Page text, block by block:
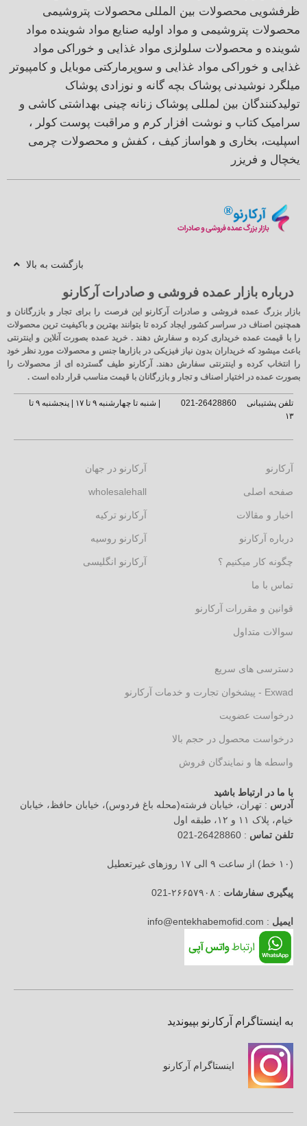
ظرفشویی محصولات بین المللی محصولات پتروشیمی
محصولات پتروشیمی و مواد اولیه صنایع مواد شوینده مواد
شوینده و محصولات سلولزی مواد غذایی و خوراکی مواد
غذایی و خوراکی مواد غذایی و سوپرمارکتی موبایل و کامپیوتر
میلگرد نوشیدنی پوشاک بچه گانه و نوزادی پوشاک
تولیدکنندگان بین لمللی پوشاک زنانه چینی بهداشتی کاشی و
سرامیک کتاب و نوشت افزار کرم و مراقبت پوست کولر ،
اسپلیت، بخاری و هواساز کیف ، کفش و محصولات چرمی
یخچال و فریزر
بازگشت به بالا
درباره بازار عمده فروشی و صادرات آرکارنو
بازار بزرگ عمده فروشی و صادرات آرکارنو این فرصت را برای تجار و بازرگانان و
همچنین اصناف در سراسر کشور ایجاد کرده تا بتوانند بهترین و باکیفیت ترین محصولات
را با قیمت عمده خریداری کرده و سفارش دهند . خرید عمده بصورت آنلاین و اینترنتی
باعث میشود که خریداران بدون نیاز فیزیکی در بازارها جنس و محصولات مورد نظر خود
را انتخاب کرده و اینترنتی سفارش دهند. آرکارنو طیف گسترده ای از محصولات را
بصورت عمده در اختیار اصناف و تجار و بازرگانان با قیمت مناسب قرار داده است .
تلفن پشتیبانی 26428860-021
| شنبه تا چهارشنبه ۹ تا ۱۷ | پنجشنبه ۹ تا
۱۳
آرکارنو
صفحه اصلی
اخبار و مقالات
درباره آرکارنو
چگونه کار میکنیم ؟
تماس با ما
قوانین و مقررات آرکارنو
سوالات متداول
آرکارنو در جهان
wholesalehall
آرکارنو ترکیه
آرکارنو روسیه
آرکارنو انگلیسی
دسترسی های سریع
Exwad - پیشخوان تجارت و خدمات آرکارنو
درخواست عضویت
درخواست محصول در حجم بالا
واسطه ها و نمایندگان فروش
با ما در ارتباط باشید
آدرس : تهران، خیابان فرشته(محله باغ فردوس)، خیابان حافظ، خیابان
خیام، پلاک ۱۱ و ۱۲، طبقه اول
تلفن تماس : 26428860-021
(۱۰ خط) از ساعت ۹ الی ۱۷ روزهای غیرتعطیل
پیگیری سفارشات : ۲۶۶۵۷۹۰۸-021
ایمیل : info@entekhabemofid.com
به اینستاگرام آرکارنو بپیوندید
اینستاگرام آرکارنو